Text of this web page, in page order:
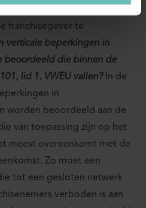
franchisegever te
verticale beperkingen in
beoordeeld die binnen de
lid 1, VWEU vallen?In de
in
worden beoordeeld aan de
van toepassing zijn op het
meest overeenkomt met de
Zo moet een
tot een gesloten netwerk
verboden is aan